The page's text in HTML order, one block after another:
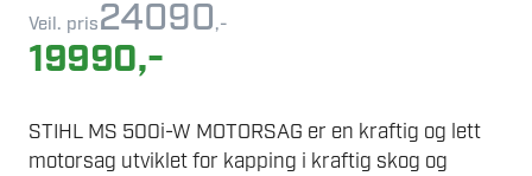
Veil. pris24090,-
19990,-
STIHL MS 500i-W MOTORSAG er en kraftig og lett
motorsag utviklet for kapping i kraftig skog og